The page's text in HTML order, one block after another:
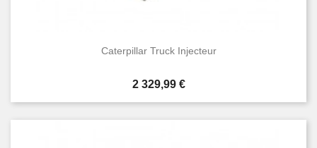
Caterpillar Truck Injecteur
Prix
2 329,99 €